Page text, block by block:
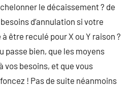
le décaissement ? de
d’annulation si votre
être reculé pour X ou Y raison ?
passe bien, que les moyens
besoins, et que vous
! Pas de suite néanmoins